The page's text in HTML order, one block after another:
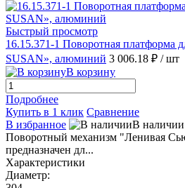
Быстрый просмотр
16.15.371-1 Поворотная платформа
SUSAN», алюминий 3 006.18 ₽ / шт
В корзину
Подробнее
Купить в 1 клик Сравнение
В избранное
В наличии
Поворотный механизм "Ленивая
предназначен дл...
Характеристики
Диаметр: